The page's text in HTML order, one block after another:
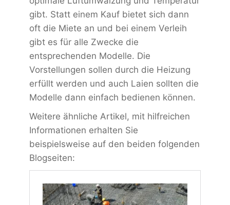
gibt. Statt einem Kauf bietet sich dann
oft die Miete an und bei einem Verleih
gibt es für alle Zwecke die
entsprechenden Modelle. Die
Vorstellungen sollen durch die Heizung
erfüllt werden und auch Laien sollten die
Modelle dann einfach bedienen können.
Weitere ähnliche Artikel, mit hilfreichen
Informationen erhalten Sie
beispielsweise auf den beiden folgenden
Blogseiten: